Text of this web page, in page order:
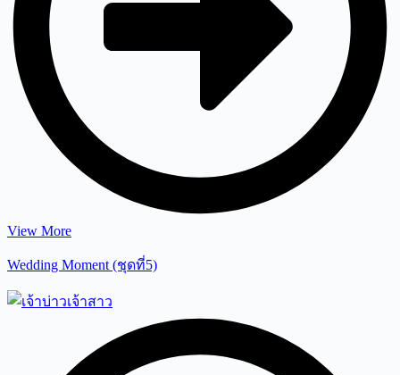
View More
Wedding Moment (ชุดที่5)